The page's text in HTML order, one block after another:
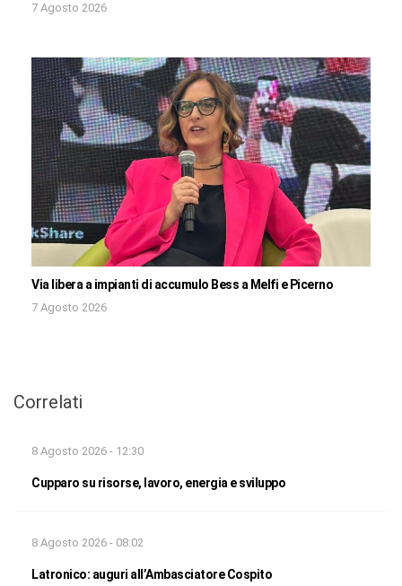
7 Agosto 2026
Via libera a impianti di accumulo Bess a Melfi e Picerno
7 Agosto 2026
Correlati
8 Agosto 2026 - 12:30
Cupparo su risorse, lavoro, energia e sviluppo
8 Agosto 2026 - 08:02
Latronico: auguri all’Ambasciatore Cospito